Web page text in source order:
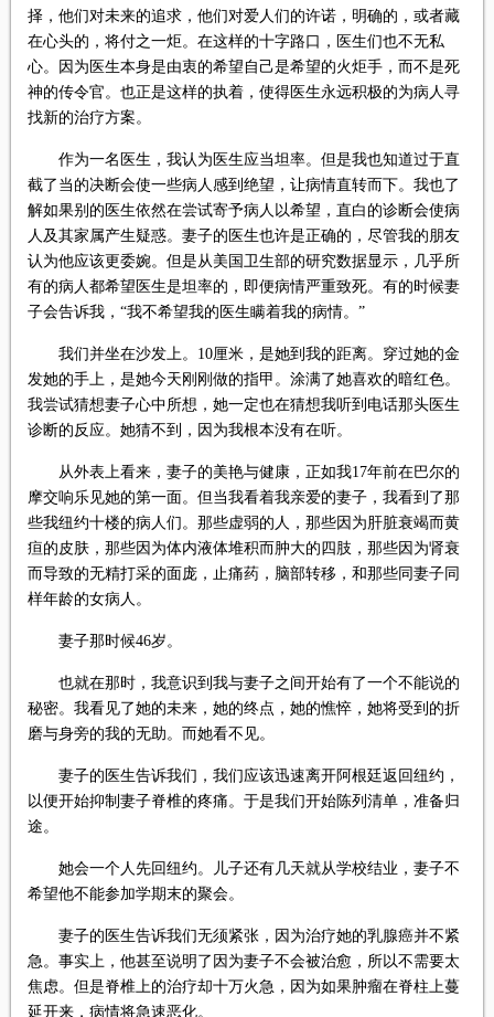
择，他们对未来的追求，他们对爱人们的许诺，明确的，或者藏
在心头的，将付之一炬。在这样的十字路口，医生们也不无私
心。因为医生本身是由衷的希望自己是希望的火炬手，而不是死
神的传令官。也正是这样的执着，使得医生永远积极的为病人寻
找新的治疗方案。
作为一名医生，我认为医生应当坦率。但是我也知道过于直
截了当的决断会使一些病人感到绝望，让病情直转而下。我也了
解如果别的医生依然在尝试寄予病人以希望，直白的诊断会使病
人及其家属产生疑惑。妻子的医生也许是正确的，尽管我的朋友
认为他应该更委婉。但是从美国卫生部的研究数据显示，几乎所
有的病人都希望医生是坦率的，即便病情严重致死。有的时候妻
子会告诉我，“我不希望我的医生瞒着我的病情。”
我们并坐在沙发上。10厘米，是她到我的距离。穿过她的金
发她的手上，是她今天刚刚做的指甲。涂满了她喜欢的暗红色。
我尝试猜想妻子心中所想，她一定也在猜想我听到电话那头医生
诊断的反应。她猜不到，因为我根本没有在听。
从外表上看来，妻子的美艳与健康，正如我17年前在巴尔的
摩交响乐见她的第一面。但当我看着我亲爱的妻子，我看到了那
些我纽约十楼的病人们。那些虚弱的人，那些因为肝脏衰竭而黄
疸的皮肤，那些因为体内液体堆积而肿大的四肢，那些因为肾衰
而导致的无精打采的面庞，止痛药，脑部转移，和那些同妻子同
样年龄的女病人。
妻子那时候46岁。
也就在那时，我意识到我与妻子之间开始有了一个不能说的
秘密。我看见了她的未来，她的终点，她的憔悴，她将受到的折
磨与身旁的我的无助。而她看不见。
妻子的医生告诉我们，我们应该迅速离开阿根廷返回纽约，
以便开始抑制妻子脊椎的疼痛。于是我们开始陈列清单，准备归
途。
她会一个人先回纽约。儿子还有几天就从学校结业，妻子不
希望他不能参加学期末的聚会。
妻子的医生告诉我们无须紧张，因为治疗她的乳腺癌并不紧
急。事实上，他甚至说明了因为妻子不会被治愈，所以不需要太
焦虑。但是脊椎上的治疗却十万火急，因为如果肿瘤在脊柱上蔓
延开来，病情将急速恶化。